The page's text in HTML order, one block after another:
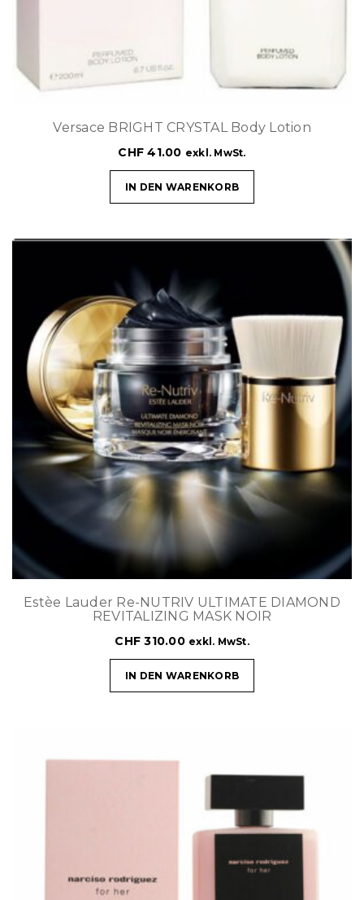
Versace BRIGHT CRYSTAL Body Lotion
CHF 41.00 exkl. MwSt.
IN DEN WARENKORB
Estèe Lauder Re-NUTRIV ULTIMATE DIAMOND
REVITALIZING MASK NOIR
CHF 310.00 exkl. MwSt.
IN DEN WARENKORB